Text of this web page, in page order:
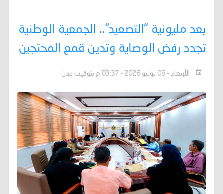
بعد مليونية "التصعيد".. الجمعية الوطنية
تجدد رفض الوصاية وتدين قمع المحتجين
الأربعاء - 08 يوليو 2026 - 03:37 م بتوقيت عدن